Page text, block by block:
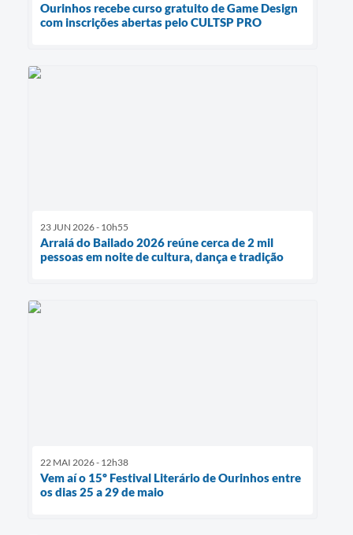
Ourinhos recebe curso gratuito de Game Design
com inscrições abertas pelo CULTSP PRO
23 JUN 2026 - 10h55
Arraiá do Bailado 2026 reúne cerca de 2 mil
pessoas em noite de cultura, dança e tradição
22 MAI 2026 - 12h38
Vem aí o 15º Festival Literário de Ourinhos entre
os dias 25 a 29 de maio